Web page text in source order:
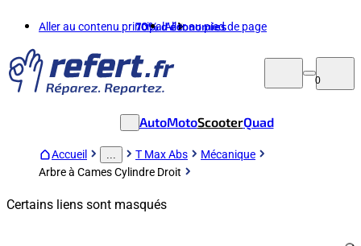
Aller au contenu principalAller au pied de page
70%d'économies
0
AutoMotoScooterQuad
Accueil T Max Abs
Mécanique
Arbre à Cames Cylindre Droit
Certains liens sont masqués